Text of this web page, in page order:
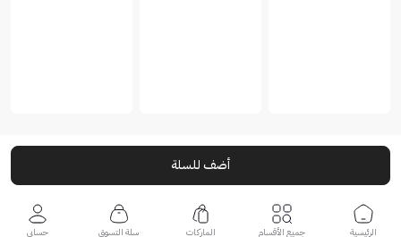
أضف للسلة
الرئيسية جميع الأقسام الماركات سلة التسوق حسابي